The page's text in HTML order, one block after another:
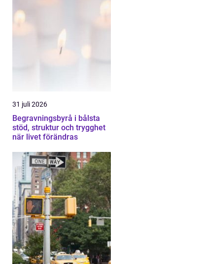
31 juli 2026
Begravningsbyrå i bålsta
stöd, struktur och trygghet
när livet förändras